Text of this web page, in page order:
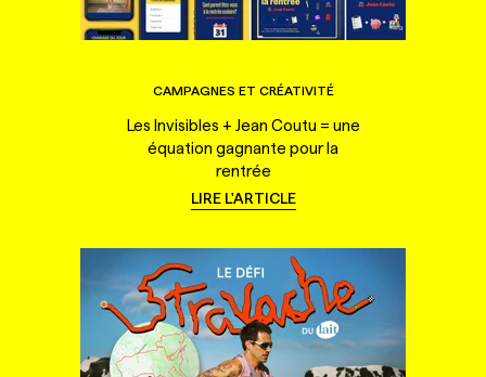
CAMPAGNES ET CRÉATIVITÉ
Les Invisibles + Jean Coutu = une
équation gagnante pour la
rentrée
LIRE L'ARTICLE